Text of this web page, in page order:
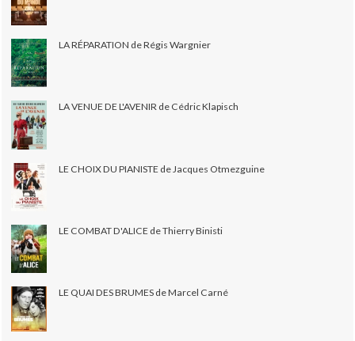
LA RÉPARATION de Régis Wargnier
LA VENUE DE L'AVENIR de Cédric Klapisch
LE CHOIX DU PIANISTE de Jacques Otmezguine
LE COMBAT D'ALICE de Thierry Binisti
LE QUAI DES BRUMES de Marcel Carné